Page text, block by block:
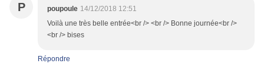
P poupoule 14/12/2018 12:51
Voilà une très belle entrée<br /> <br /> Bonne journée<br />
<br /> bises
Répondre